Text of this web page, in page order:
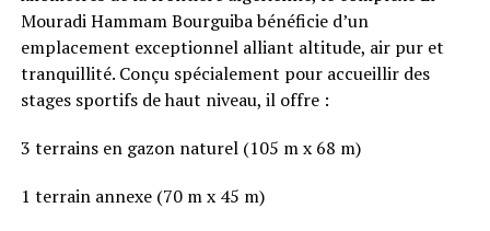
Mouradi Hammam Bourguiba bénéficie d’un
emplacement exceptionnel alliant altitude, air pur et
tranquillité. Conçu spécialement pour accueillir des
stages sportifs de haut niveau, il offre :
3 terrains en gazon naturel (105 m x 68 m)
1 terrain annexe (70 m x 45 m)